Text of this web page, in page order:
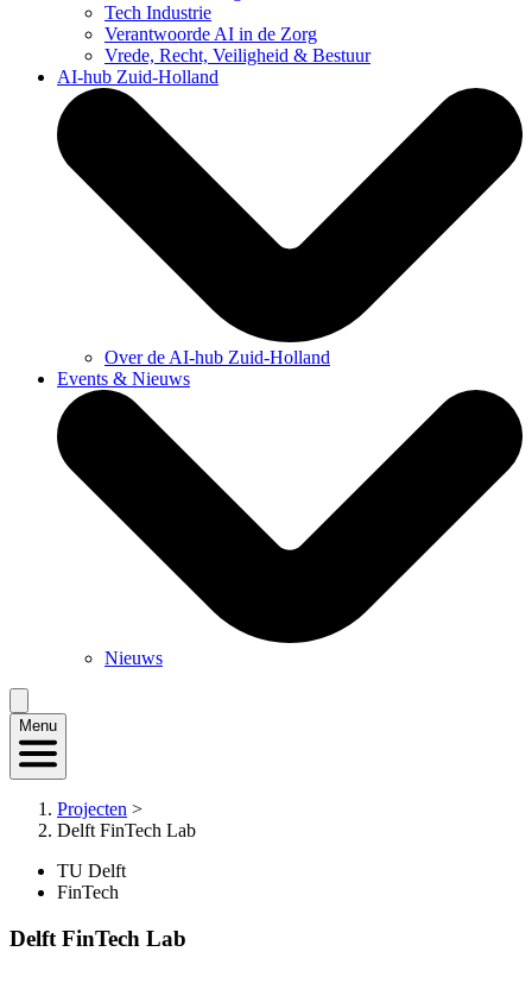
Tech Industrie
Verantwoorde AI in de Zorg
Vrede, Recht, Veiligheid & Bestuur
AI-hub Zuid-Holland
Over de AI-hub Zuid-Holland
Events & Nieuws
Nieuws
Menu
Projecten >
Delft FinTech Lab
TU Delft
FinTech
Delft FinTech Lab